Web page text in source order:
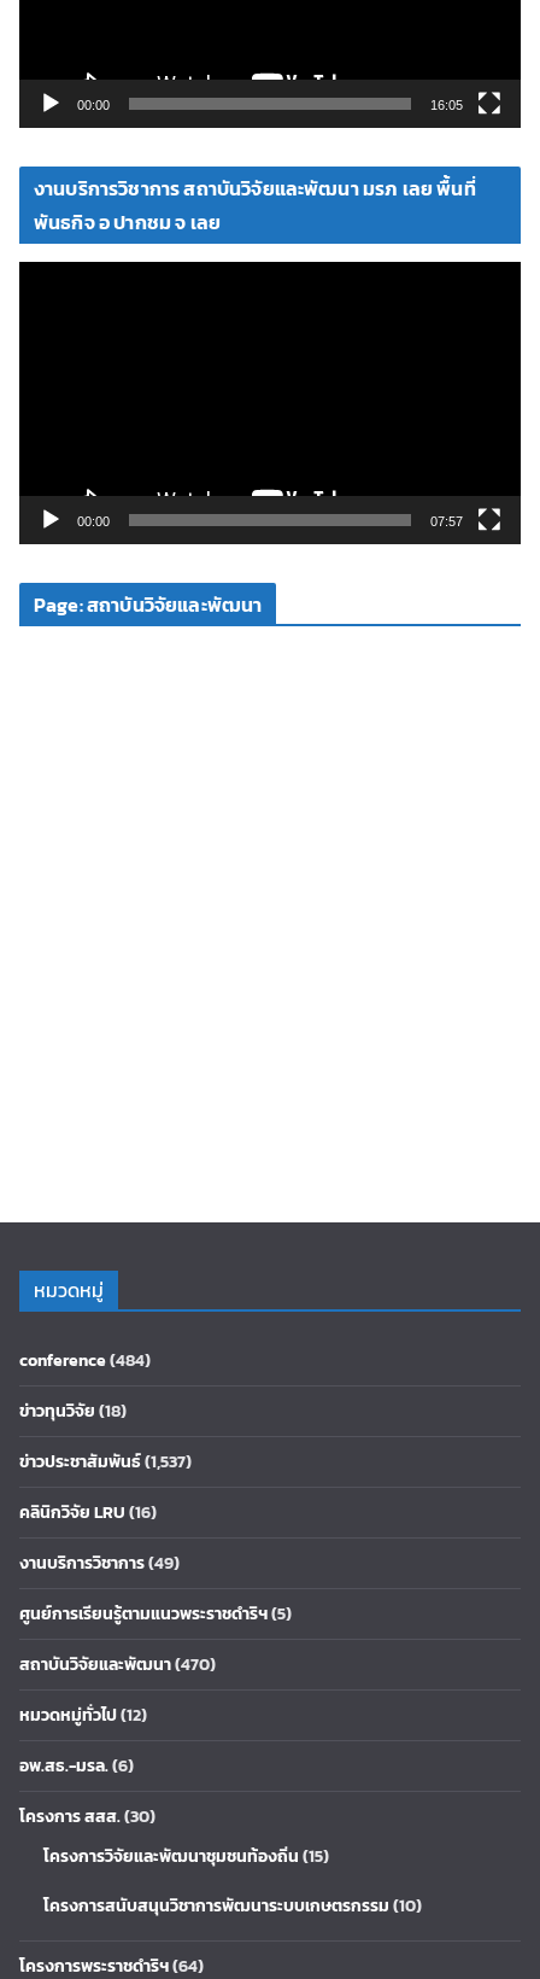
ดี
โ
00:00 16:05
งานบริการวิชาการ สถาบันวิจัยและพัฒนา มรภ เลย พื้นที่
พันธกิจ อ ปากชม จ เลย
ดี
โ
00:00 07:57
Page: สถาบันวิจัยและพัฒนา
หมวดหมู่
conference(484)
ข่าวทุนวิจัย(18)
ข่าวประชาสัมพันธ์(1,537)
คลินิกวิจัย LRU(16)
งานบริการวิชาการ(49)
ศูนย์การเรียนรู้ตามแนวพระราชดำริฯ(5)
สถาบันวิจัยและพัฒนา(470)
หมวดหมู่ทั่วไป(12)
อพ.สธ.-มรล.(6)
โครงการ สสส.(30)
โครงการวิจัยและพัฒนาชุมชนท้องถิ่น(15)
โครงการสนับสนุนวิชาการพัฒนาระบบเกษตรกรรม(10)
โครงการพระราชดำริฯ(64)